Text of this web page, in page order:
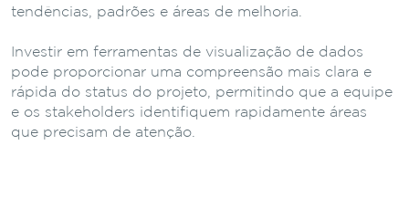
tendências, padrões e áreas de melhoria.
Investir em ferramentas de visualização de dados
pode proporcionar uma compreensão mais clara e
rápida do status do projeto, permitindo que a equipe
e os stakeholders identifiquem rapidamente áreas
que precisam de atenção.